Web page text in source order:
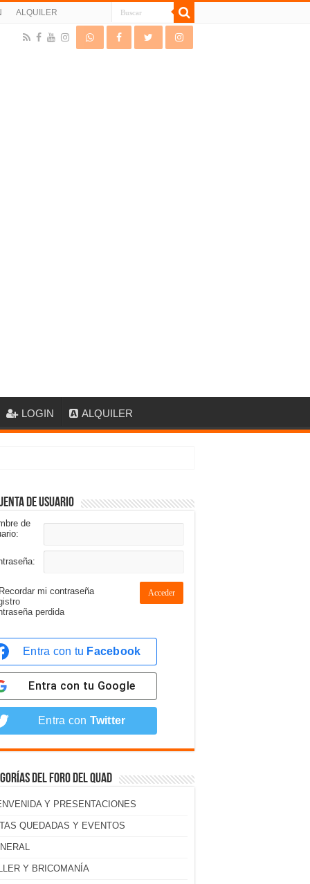
ALQUILER
LOGIN ALQUILER
de usuario
de
mi contraseña Acceder
perdida
Entra con tu Facebook
Entra con tu Google
Entra con Twitter
del foro del Quad
Y PRESENTACIONES
QUEDADAS Y EVENTOS
Y BRICOMANÍA